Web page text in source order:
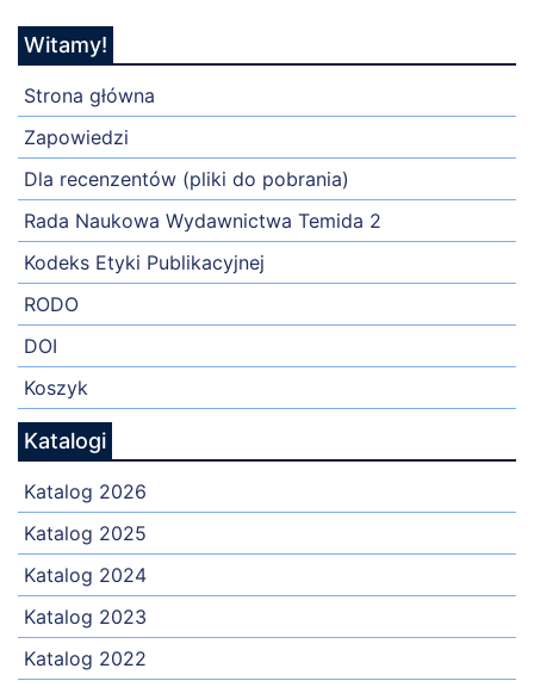
Witamy!
Strona główna
Zapowiedzi
Dla recenzentów (pliki do pobrania)
Rada Naukowa Wydawnictwa Temida 2
Kodeks Etyki Publikacyjnej
RODO
DOI
Koszyk
Katalogi
Katalog 2026
Katalog 2025
Katalog 2024
Katalog 2023
Katalog 2022